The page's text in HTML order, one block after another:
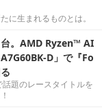
に生まれるものとは。
台。AMD Ryzen™ AI
D」で『Fo
題のレースタイトルを